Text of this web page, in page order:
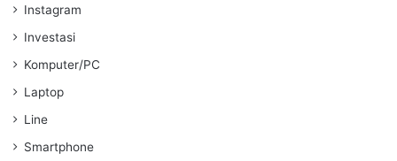
Instagram
Investasi
Komputer/PC
Laptop
Line
Smartphone